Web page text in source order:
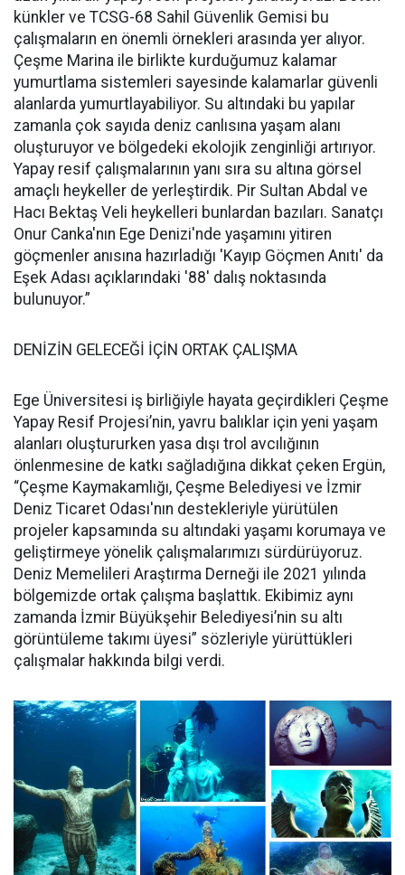
künkler ve TCSG-68 Sahil Güvenlik Gemisi bu
çalışmaların en önemli örnekleri arasında yer alıyor.
Çeşme Marina ile birlikte kurduğumuz kalamar
yumurtlama sistemleri sayesinde kalamarlar güvenli
alanlarda yumurtlayabiliyor. Su altındaki bu yapılar
zamanla çok sayıda deniz canlısına yaşam alanı
oluşturuyor ve bölgedeki ekolojik zenginliği artırıyor.
Yapay resif çalışmalarının yanı sıra su altına görsel
amaçlı heykeller de yerleştirdik. Pir Sultan Abdal ve
Hacı Bektaş Veli heykelleri bunlardan bazıları. Sanatçı
Onur Canka'nın Ege Denizi'nde yaşamını yitiren
göçmenler anısına hazırladığı 'Kayıp Göçmen Anıtı' da
Eşek Adası açıklarındaki '88' dalış noktasında
bulunuyor.”
DENİZİN GELECEĞİ İÇİN ORTAK ÇALIŞMA
Ege Üniversitesi iş birliğiyle hayata geçirdikleri Çeşme
Yapay Resif Projesi’nin, yavru balıklar için yeni yaşam
alanları oluştururken yasa dışı trol avcılığının
önlenmesine de katkı sağladığına dikkat çeken Ergün,
“Çeşme Kaymakamlığı, Çeşme Belediyesi ve İzmir
Deniz Ticaret Odası'nın destekleriyle yürütülen
projeler kapsamında su altındaki yaşamı korumaya ve
geliştirmeye yönelik çalışmalarımızı sürdürüyoruz.
Deniz Memelileri Araştırma Derneği ile 2021 yılında
bölgemizde ortak çalışma başlattık. Ekibimiz aynı
zamanda İzmir Büyükşehir Belediyesi’nin su altı
görüntüleme takımı üyesi” sözleriyle yürüttükleri
çalışmalar hakkında bilgi verdi.